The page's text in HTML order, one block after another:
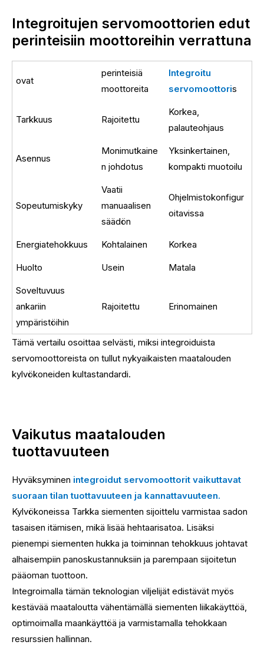
Integroitujen servomoottorien edut
perinteisiin moottoreihin verrattuna
ovat
perinteisiä
moottoreita
Integroitu
servomoottoris
Tarkkuus Rajoitettu
Korkea,
palauteohjaus
Asennus
Monimutkaine
n johdotus
Yksinkertainen,
kompakti muotoilu
Sopeutumiskyky
Vaatii
manuaalisen
säädön
Ohjelmistokonfigur
oitavissa
Energiatehokkuus Kohtalainen Korkea
Huolto Usein Matala
Soveltuvuus
ankariin
ympäristöihin
Rajoitettu Erinomainen
Tämä vertailu osoittaa selvästi, miksi integroiduista
servomoottoreista on tullut nykyaikaisten maatalouden
kylvökoneiden kultastandardi.
Vaikutus maatalouden
tuottavuuteen
Hyväksyminen integroidut servomoottorit vaikuttavat
suoraan tilan tuottavuuteen ja kannattavuuteen.
Kylvökoneissa Tarkka siementen sijoittelu varmistaa sadon
tasaisen itämisen, mikä lisää hehtaarisatoa. Lisäksi
pienempi siementen hukka ja toiminnan tehokkuus johtavat
alhaisempiin panoskustannuksiin ja parempaan sijoitetun
pääoman tuottoon.
Integroimalla tämän teknologian viljelijät edistävät myös
kestävää maataloutta vähentämällä siementen liikakäyttöä,
optimoimalla maankäyttöä ja varmistamalla tehokkaan
resurssien hallinnan.